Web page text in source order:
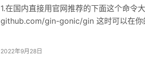
1.在国内直接用官网推荐的下面这个命
github.com/gin-gonic/gin 这时可以在你
2022年9月28日